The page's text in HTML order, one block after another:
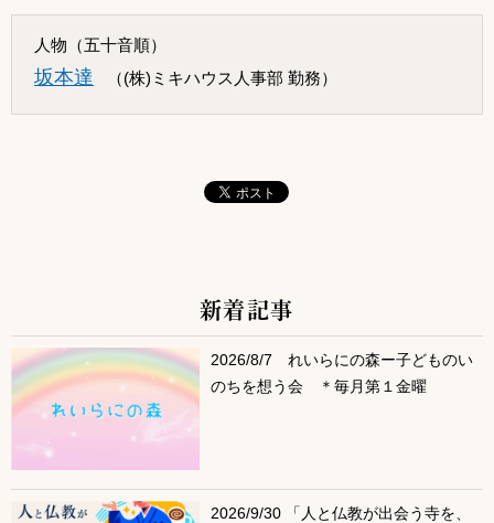
人物（五十音順）
坂本達 （(株)ミキハウス人事部 勤務）
サブコンテンツ
新着記事
2026/8/7 れいらにの森ー子どものい
のちを想う会 ＊毎月第１金曜
2026/9/30 「人と仏教が出会う寺を、